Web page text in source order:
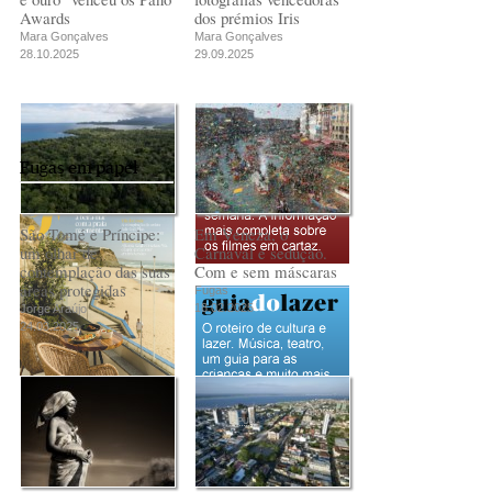
Awards
Mara Gonçalves
28.10.2025
dos prémios Iris
Mara Gonçalves
29.09.2025
São Tomé e Príncipe:
um olhar de
contemplação das suas
áreas protegidas
Jorge Araújo
24.03.2025
Em Veneza, o
Carnaval é sedução.
Com e sem máscaras
Fugas
18.02.2025
Fugas em papel
PUB